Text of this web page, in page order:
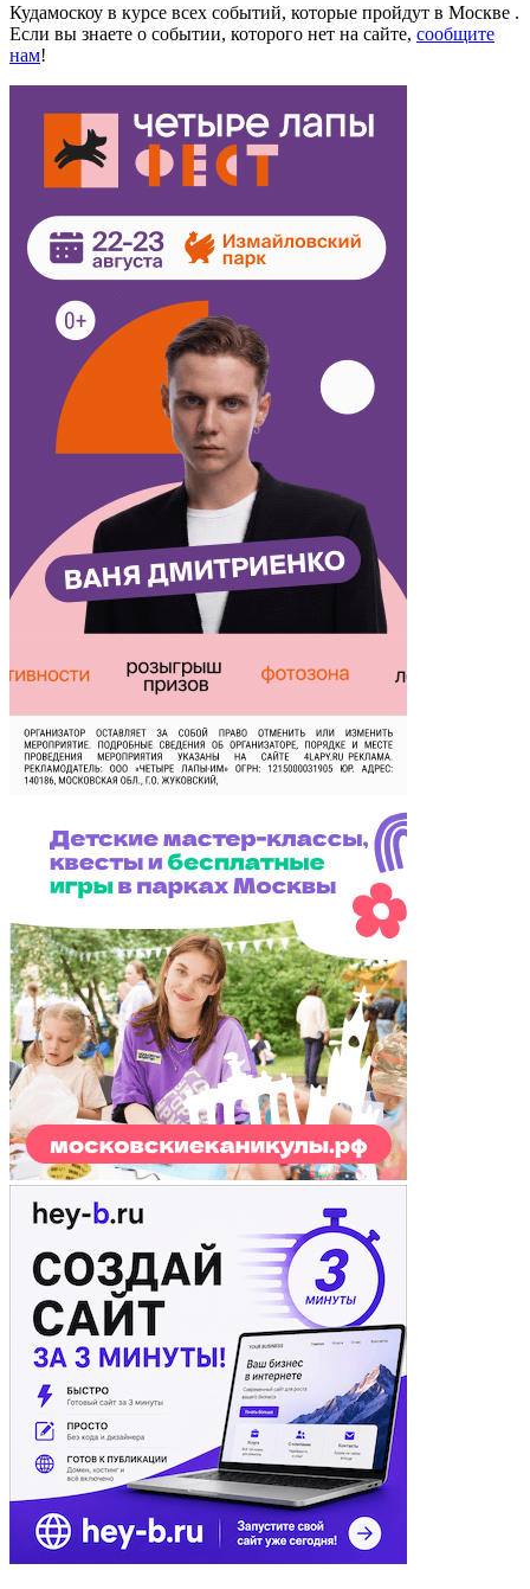
Кудамоскоу в курсе всех событий, которые пройдут в Москве .
Если вы знаете о событии, которого нет на сайте, сообщите
нам!